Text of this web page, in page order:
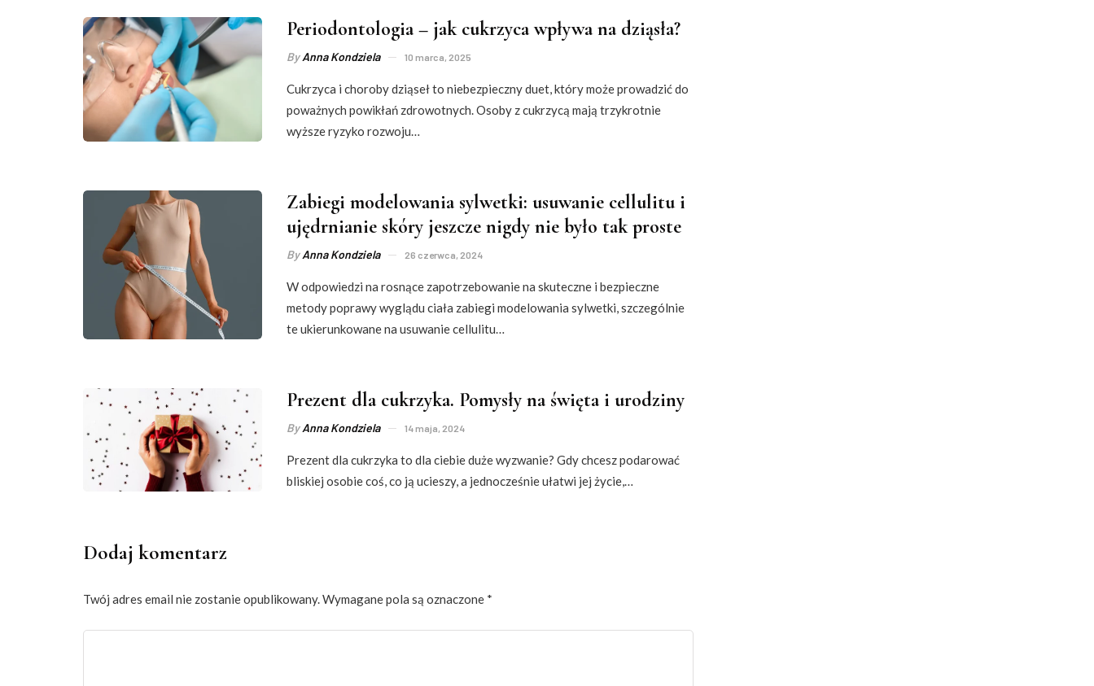
Periodontologia – jak cukrzyca wpływa na dziąsła?
ByAnna Kondziela 10 marca, 2025
Cukrzyca i choroby dziąseł to niebezpieczny duet, który może prowadzić do
poważnych powikłań zdrowotnych. Osoby z cukrzycą mają trzykrotnie
wyższe ryzyko rozwoju…
Zabiegi modelowania sylwetki: usuwanie cellulitu i
ujędrnianie skóry jeszcze nigdy nie było tak proste
ByAnna Kondziela 26 czerwca, 2024
W odpowiedzi na rosnące zapotrzebowanie na skuteczne i bezpieczne
metody poprawy wyglądu ciała zabiegi modelowania sylwetki, szczególnie
te ukierunkowane na usuwanie cellulitu…
Prezent dla cukrzyka. Pomysły na święta i urodziny
ByAnna Kondziela 14 maja, 2024
Prezent dla cukrzyka to dla ciebie duże wyzwanie? Gdy chcesz podarować
bliskiej osobie coś, co ją ucieszy, a jednocześnie ułatwi jej życie,…
Dodaj komentarz
Twój adres email nie zostanie opublikowany. Wymagane pola są oznaczone *